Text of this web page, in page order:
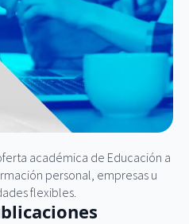
académica de Educación a
personal, empresas u
flexibles.